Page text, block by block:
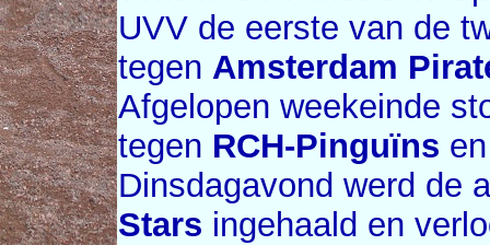
UVV de eerste van de
tegen Amsterdam
Afgelopen weekeinde
tegen RCH-Pinguïns
Dinsdagavond werd de
Stars ingehaald en